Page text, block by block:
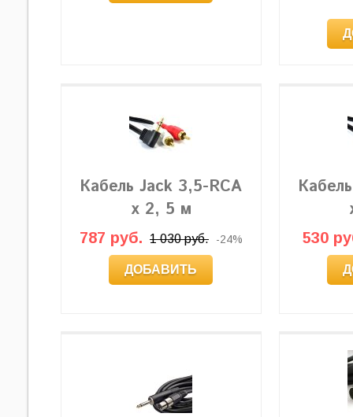
Кабель Jack 3,5-RCA
x 2, 5 м
787 руб. 1 030 руб. -24%
ДОБАВИТЬ
530